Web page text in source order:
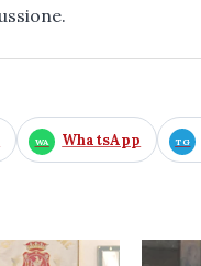
WhatsApp